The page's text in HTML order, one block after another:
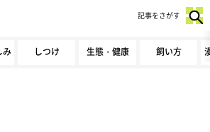
み しつけ 生態・健康 飼い方
記事をさがす